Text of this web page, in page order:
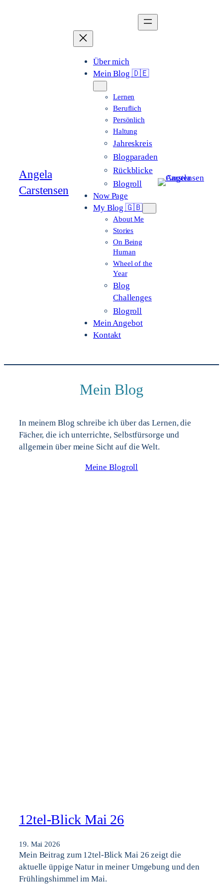
Angela
Carstensen
Über mich
Mein Blog 🇩🇪
Lernen
Beruflich
Persönlich
Haltung
Jahreskreis
Blogparaden
Rückblicke
Blogroll
Now Page
My Blog 🇬🇧
About Me
Stories
On Being
Human
Wheel of the
Year
Blog
Challenges
Blogroll
Mein Angebot
Kontakt
Mein Blog
In meinem Blog schreibe ich über das Lernen, die
Fächer, die ich unterrichte, Selbstfürsorge und
allgemein über meine Sicht auf die Welt.
Meine Blogroll
12tel-Blick Mai 26
19. Mai 2026
Mein Beitrag zum 12tel-Blick Mai 26 zeigt die
aktuelle üppige Natur in meiner Umgebung und den
Frühlingshimmel im Mai.